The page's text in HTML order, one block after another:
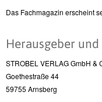
Das Fachmagazin erscheint
Herausgeber
STROBEL VERLAG GmbH &
Goethestraße 44
59755 Arnsberg